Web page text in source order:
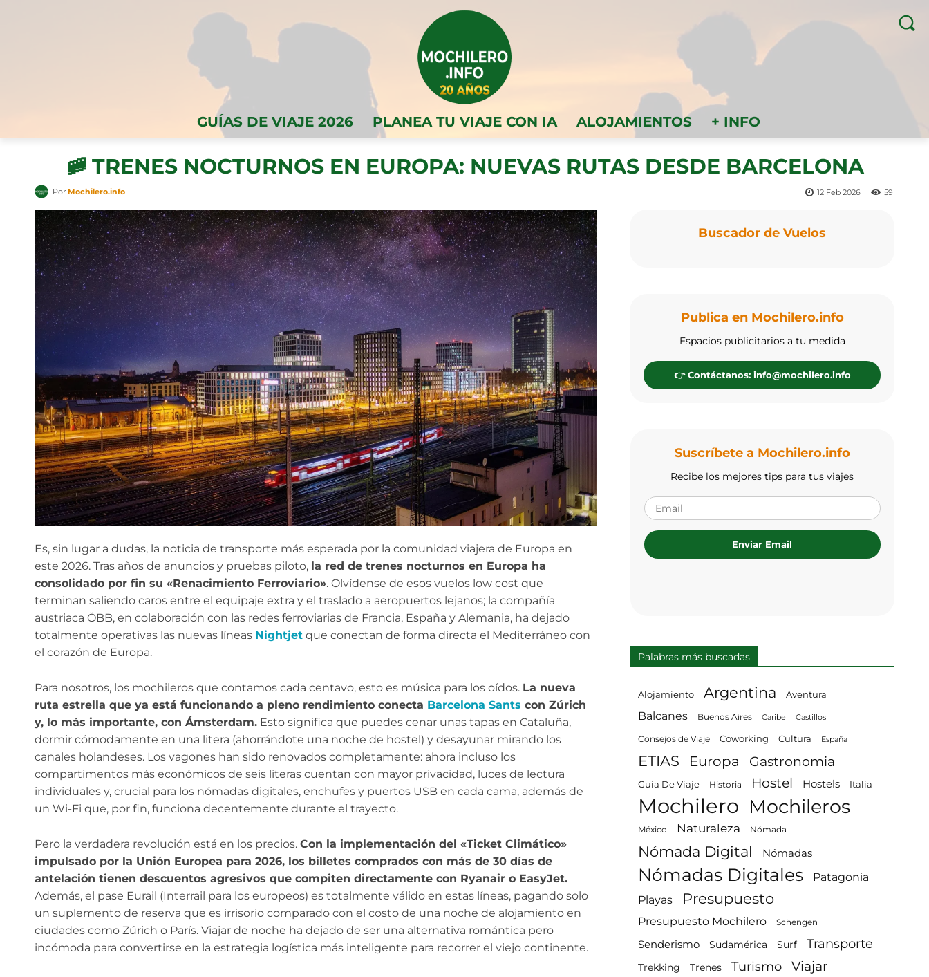
GUÍAS DE VIAJE 2026 PLANEA TU VIAJE CON IA ALOJAMIENTOS + INFO
🚞 TRENES NOCTURNOS EN EUROPA: NUEVAS RUTAS DESDE BARCELONA
59
12 Feb 2026
Por Mochilero.info
Es, sin lugar a dudas, la noticia de transporte más esperada por la comunidad viajera de Europa en
este 2026. Tras años de anuncios y pruebas piloto, la red de trenes nocturnos en Europa ha
consolidado por fin su «Renacimiento Ferroviario». Olvídense de esos vuelos low cost que
terminan saliendo caros entre el equipaje extra y el traslado a aeropuertos lejanos; la compañía
austriaca ÖBB, en colaboración con las redes ferroviarias de Francia, España y Alemania, ha dejado
totalmente operativas las nuevas líneas Nightjet que conectan de forma directa el Mediterráneo con
el corazón de Europa.
Para nosotros, los mochileros que contamos cada centavo, esto es música para los oídos. La nueva
ruta estrella que ya está funcionando a pleno rendimiento conecta Barcelona Sants con Zúrich
y, lo más importante, con Ámsterdam. Esto significa que puedes cenar unas tapas en Cataluña,
dormir cómodamente en una litera (ahorrándote una noche de hostel) y desayunar mirando los
canales holandeses. Los vagones han sido renovados completamente: ahora incluso los
compartimentos más económicos de seis literas cuentan con mayor privacidad, luces de lectura
individuales y, crucial para los nómadas digitales, enchufes y puertos USB en cada cama, además de
un Wi-Fi que, por fin, funciona decentemente durante el trayecto.
Pero la verdadera revolución está en los precios. Con la implementación del «Ticket Climático»
impulsado por la Unión Europea para 2026, los billetes comprados con más de 30 días de
antelación tienen descuentos agresivos que compiten directamente con Ryanair o EasyJet.
Además, el pase Eurail (Interrail para los europeos) es totalmente válido en estas líneas, pagando solo
un suplemento de reserva que es irrisorio comparado con el costo de una noche de alojamiento en
ciudades como Zúrich o París. Viajar de noche ha dejado de ser una alternativa romántica pero
incómoda para convertirse en la estrategia logística más inteligente para recorrer el viejo continente.
Buscador de Vuelos
Publica en Mochilero.info
Espacios publicitarios a tu medida
👉 Contáctanos: info@mochilero.info
Suscríbete a Mochilero.info
Recibe los mejores tips para tus viajes
Enviar Email
Palabras más buscadas
Alojamiento Argentina Aventura
Balcanes Buenos Aires Caribe Castillos
Consejos de Viaje Coworking Cultura España
ETIAS Europa Gastronomia
Guia De Viaje Historia Hostel Hostels Italia
Mochilero Mochileros
México Naturaleza Nómada
Nómada Digital Nómadas
Nómadas Digitales
Patagonia
Playas
Presupuesto
Presupuesto Mochilero Schengen
Senderismo Sudamérica Surf Transporte
Trekking Trenes Turismo Viajar